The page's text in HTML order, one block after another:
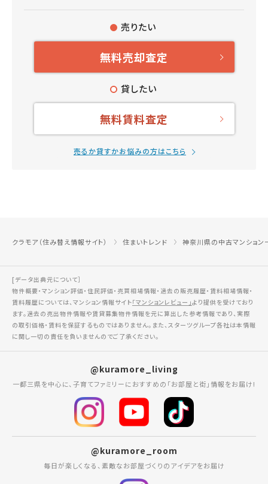
売りたい
無料売却査定
貸したい
無料賃料査定
売るか貸すかお悩みの方はこちら
クラモア（住み替え情報サイト） 住まいトレンド 神奈川県の中古マンション
[データ出典元について］
物件概要・マンション評価・住民評価・売買相場情報・過去の販売履歴・賃料相場情報・
賃料履歴については、マンション情報サイト「マンションレビュー」より提供を受けており
ます。過去の売出物件情報や賃貸募集物件情報を元に算出した参考情報であり、実際
の取引価格・賃料を保証するものではありません。また、スターツグループ各社は本情報
に関し一切の責任を負いませんのでご了承ください。
@kuramore_living
一都三県を中心に、子育てファミリーにおすすめの「お部屋と街」情報をお届け!
@kuramore_room
毎日が楽しくなる、素敵なお部屋づくりのアイデアをお届け